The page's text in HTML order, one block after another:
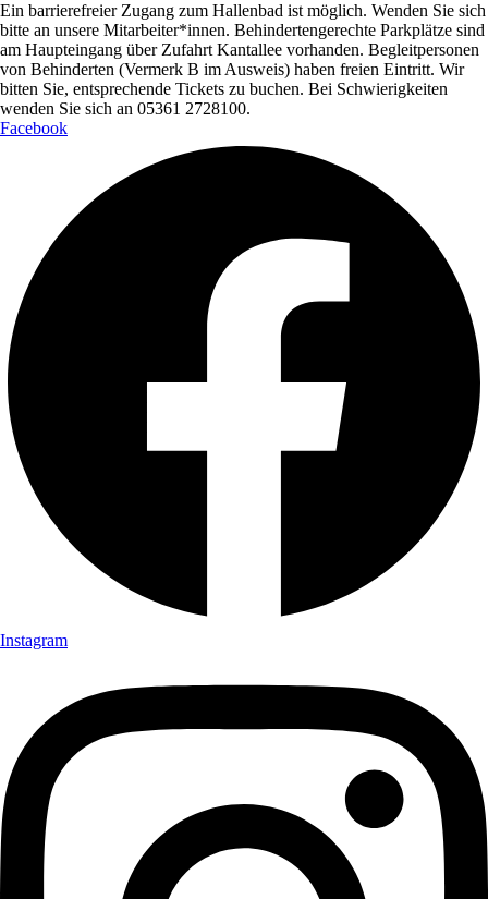
Ein barrierefreier Zugang zum Hallenbad ist möglich. Wenden Sie sich
bitte an unsere Mitarbeiter*innen. Behindertengerechte Parkplätze sind
am Haupteingang über Zufahrt Kantallee vorhanden. Begleitpersonen
von Behinderten (Vermerk B im Ausweis) haben freien Eintritt. Wir
bitten Sie, entsprechende Tickets zu buchen. Bei Schwierigkeiten
wenden Sie sich an 05361 2728100.
Facebook
Instagram